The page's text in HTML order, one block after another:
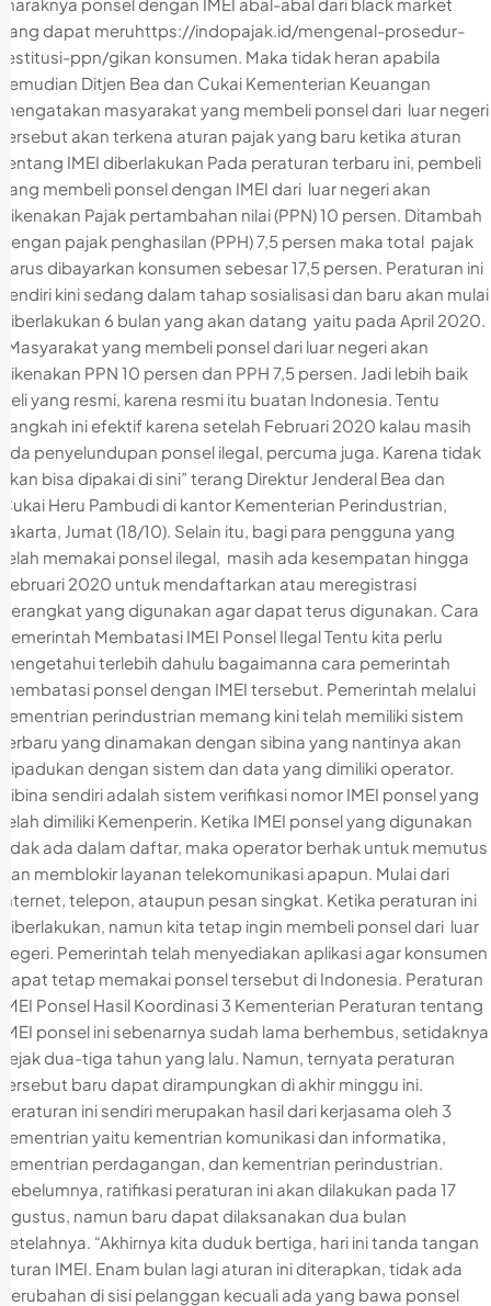
yang dapat meruhttps://indopajak.id/mengenal-prosedur-
restitusi-ppn/gikan konsumen. Maka tidak heran apabila
kemudian Ditjen Bea dan Cukai Kementerian Keuangan
mengatakan masyarakat yang membeli ponsel dari luar negeri
tersebut akan terkena aturan pajak yang baru ketika aturan
tentang IMEI diberlakukan Pada peraturan terbaru ini, pembeli
yang membeli ponsel dengan IMEI dari luar negeri akan
dikenakan Pajak pertambahan nilai (PPN) 10 persen. Ditambah
dengan pajak penghasilan (PPH) 7,5 persen maka total pajak
harus dibayarkan konsumen sebesar 17,5 persen. Peraturan ini
sendiri kini sedang dalam tahap sosialisasi dan baru akan mulai
diberlakukan 6 bulan yang akan datang yaitu pada April 2020.
“Masyarakat yang membeli ponsel dari luar negeri akan
dikenakan PPN 10 persen dan PPH 7,5 persen. Jadi lebih baik
beli yang resmi, karena resmi itu buatan Indonesia. Tentu
Langkah ini efektif karena setelah Februari 2020 kalau masih
ada penyelundupan ponsel ilegal, percuma juga. Karena tidak
akan bisa dipakai di sini” terang Direktur Jenderal Bea dan
Cukai Heru Pambudi di kantor Kementerian Perindustrian,
Jakarta, Jumat (18/10). Selain itu, bagi para pengguna yang
telah memakai ponsel ilegal, masih ada kesempatan hingga
Februari 2020 untuk mendaftarkan atau meregistrasi
perangkat yang digunakan agar dapat terus digunakan. Cara
Pemerintah Membatasi IMEI Ponsel Ilegal Tentu kita perlu
mengetahui terlebih dahulu bagaimanna cara pemerintah
membatasi ponsel dengan IMEI tersebut. Pemerintah melalui
kementrian perindustrian memang kini telah memiliki sistem
terbaru yang dinamakan dengan sibina yang nantinya akan
dipadukan dengan sistem dan data yang dimiliki operator.
Sibina sendiri adalah sistem verifikasi nomor IMEI ponsel yang
telah dimiliki Kemenperin. Ketika IMEI ponsel yang digunakan
tidak ada dalam daftar, maka operator berhak untuk memutus
dan memblokir layanan telekomunikasi apapun. Mulai dari
internet, telepon, ataupun pesan singkat. Ketika peraturan ini
diberlakukan, namun kita tetap ingin membeli ponsel dari luar
negeri. Pemerintah telah menyediakan aplikasi agar konsumen
dapat tetap memakai ponsel tersebut di Indonesia. Peraturan
IMEI Ponsel Hasil Koordinasi 3 Kementerian Peraturan tentang
IMEI ponsel ini sebenarnya sudah lama berhembus, setidaknya
sejak dua-tiga tahun yang lalu. Namun, ternyata peraturan
tersebut baru dapat dirampungkan di akhir minggu ini.
Peraturan ini sendiri merupakan hasil dari kerjasama oleh 3
kementrian yaitu kementrian komunikasi dan informatika,
kementrian perdagangan, dan kementrian perindustrian.
Sebelumnya, ratifikasi peraturan ini akan dilakukan pada 17
Agustus, namun baru dapat dilaksanakan dua bulan
setelahnya. “Akhirnya kita duduk bertiga, hari ini tanda tangan
aturan IMEI. Enam bulan lagi aturan ini diterapkan, tidak ada
perubahan di sisi pelanggan kecuali ada yang bawa ponsel